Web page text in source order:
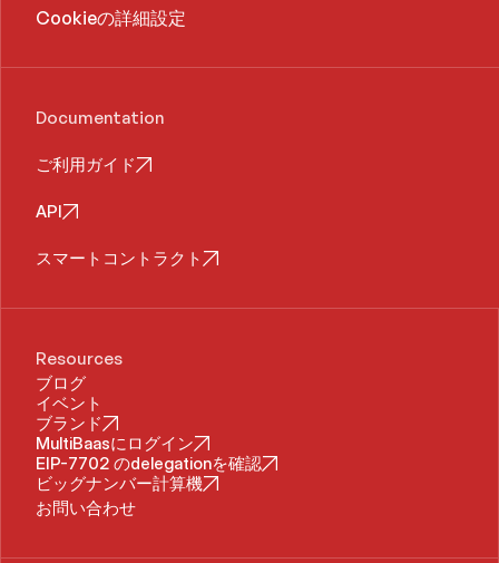
Cookieの詳細設定
Documentation
ご利用ガイド
API
スマートコントラクト
Resources
ブログ
イベント
ブランド
MultiBaasにログイン
EIP-7702 のdelegationを確認
ビッグナンバー計算機
お問い合わせ